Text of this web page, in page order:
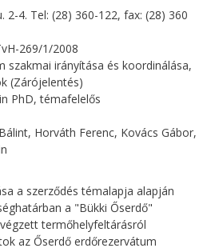
2-4. Tel: (28) 360-122, fax: (28) 360
269/1/2008
szakmai irányítása és koordinálása,
(Zárójelentés)
PhD, témafelelős
Horváth Ferenc, Kovács Gábor,
a szerződés témalapja alapján
a "Bükki Őserdő"
termőhelyfeltárásról
az Őserdő erdőrezervátum